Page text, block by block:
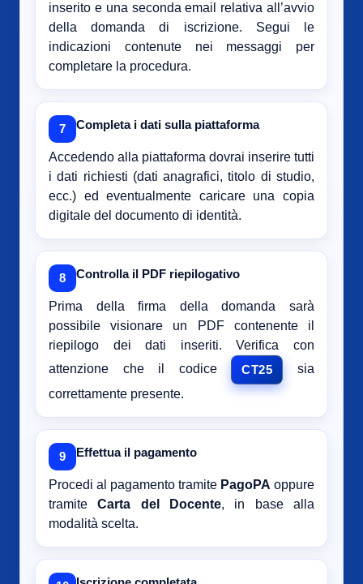
inserito e una seconda email relativa all’avvio
della domanda di iscrizione. Segui le
indicazioni contenute nei messaggi per
completare la procedura.
7 Completa i dati sulla piattaforma
Accedendo alla piattaforma dovrai inserire tutti
i dati richiesti (dati anagrafici, titolo di studio,
ecc.) ed eventualmente caricare una copia
digitale del documento di identità.
8 Controlla il PDF riepilogativo
Prima della firma della domanda sarà
possibile visionare un PDF contenente il
riepilogo dei dati inseriti. Verifica con
attenzione che il codice
CT25
sia
correttamente presente.
9 Effettua il pagamento
Procedi al pagamento tramite PagoPA oppure
tramiteCarta del Docente, in base alla
modalità scelta.